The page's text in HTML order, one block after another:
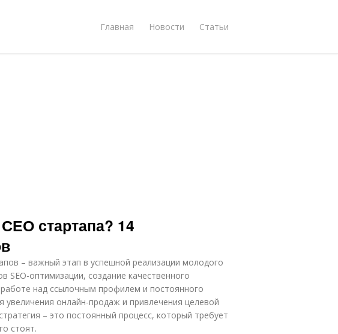
Главная Новости Статьи
стартапа? 14
– важный этап в успешной реализации молодого
SEO-оптимизации, создание качественного
над ссылочным профилем и постоянного
увеличения онлайн-продаж и привлечения целевой
– это постоянный процесс, который требует
стоят.